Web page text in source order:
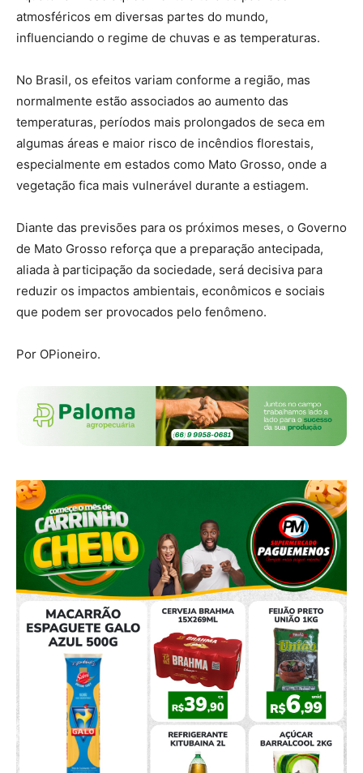
atmosféricos em diversas partes do mundo,
influenciando o regime de chuvas e as temperaturas.
No Brasil, os efeitos variam conforme a região, mas
normalmente estão associados ao aumento das
temperaturas, períodos mais prolongados de seca em
algumas áreas e maior risco de incêndios florestais,
especialmente em estados como Mato Grosso, onde a
vegetação fica mais vulnerável durante a estiagem.
Diante das previsões para os próximos meses, o Governo
de Mato Grosso reforça que a preparação antecipada,
aliada à participação da sociedade, será decisiva para
reduzir os impactos ambientais, econômicos e sociais
que podem ser provocados pelo fenômeno.
Por OPioneiro.